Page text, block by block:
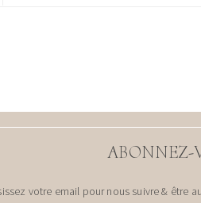
ABONNEZ-
votre email pour nous suivre & être